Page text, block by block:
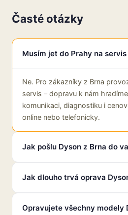
Časté otázky
Musím jet do Prahy na servis
Ne. Pro zákazníky z Brna
servis – dopravu k nám
komunikaci, diagnostiku i
online nebo telefonicky.
Jak pošlu Dyson z Brna do
Jak dlouho trvá oprava
Opravujete všechny modely